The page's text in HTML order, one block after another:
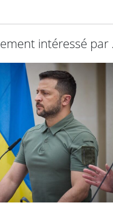
intéressé par